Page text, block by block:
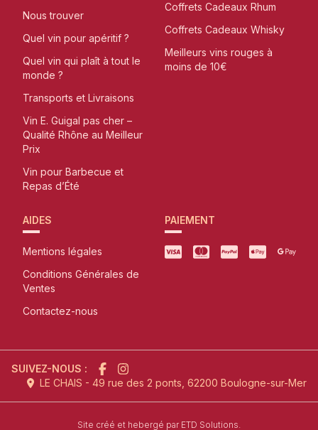
Nous trouver
Quel vin pour apéritif ?
Quel vin qui plaît à tout le
monde ?
Transports et Livraisons
Vin E. Guigal pas cher –
Qualité Rhône au Meilleur
Prix
Vin pour Barbecue et
Repas d’Été
Coffrets Cadeaux Rhum
Coffrets Cadeaux Whisky
Meilleurs vins rouges à
moins de 10€
AIDES
Mentions légales
Conditions Générales de
Ventes
Contactez-nous
PAIEMENT
SUIVEZ-NOUS :
LE CHAIS - 49 rue des 2 ponts, 62200 Boulogne-sur-Mer
Site créé et hebergé parl'agence de création de site
ETD Solutions.